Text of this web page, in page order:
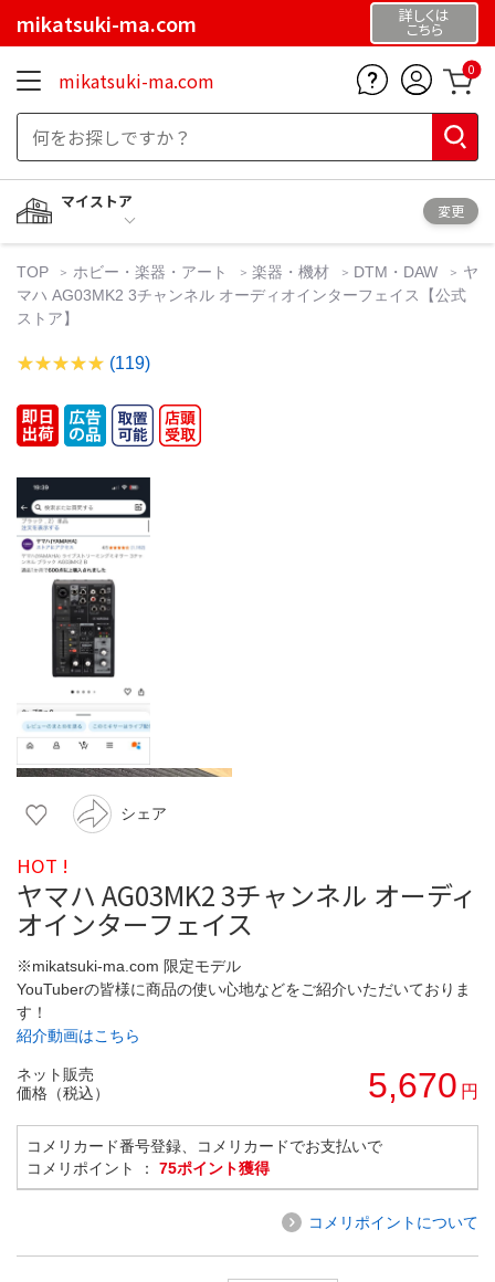
mikatsuki-ma.com 詳しくは
こちら
mikatsuki-ma.com 0
マイストア
変更
TOP ホビー・楽器・アート 楽器・機材 DTM・DAW
ヤ
マハ AG03MK2 3チャンネル オーディオインターフェイス【公式
ストア】
(119)
シェア
HOT !
ヤマハ AG03MK2 3チャンネル オーディ
オインターフェイス
※mikatsuki-ma.com 限定モデル
YouTuberの皆様に商品の使い心地などをご紹介いただいておりま
す！
紹介動画はこちら
ネット販売
価格（税込）
5,670 円
コメリカード番号登録、コメリカードでお支払いで
コメリポイント ： 75ポイント獲得
コメリポイントについて